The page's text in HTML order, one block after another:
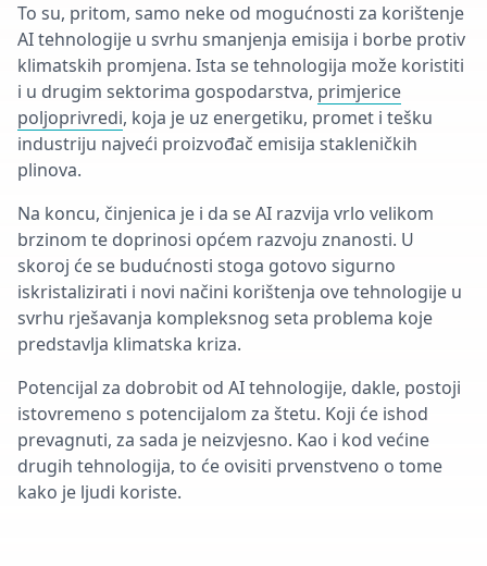
To su, pritom, samo neke od mogućnosti za korištenje
AI tehnologije u svrhu smanjenja emisija i borbe protiv
klimatskih promjena. Ista se tehnologija može koristiti
i u drugim sektorima gospodarstva, primjerice
poljoprivredi, koja je uz energetiku, promet i tešku
industriju najveći proizvođač emisija stakleničkih
plinova.
Na koncu, činjenica je i da se AI razvija vrlo velikom
brzinom te doprinosi općem razvoju znanosti. U
skoroj će se budućnosti stoga gotovo sigurno
iskristalizirati i novi načini korištenja ove tehnologije u
svrhu rješavanja kompleksnog seta problema koje
predstavlja klimatska kriza.
Potencijal za dobrobit od AI tehnologije, dakle, postoji
istovremeno s potencijalom za štetu. Koji će ishod
prevagnuti, za sada je neizvjesno. Kao i kod većine
drugih tehnologija, to će ovisiti prvenstveno o tome
kako je ljudi koriste.